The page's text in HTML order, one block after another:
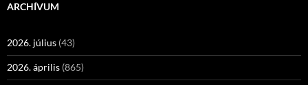
ARCHÍVUM
2026. július (43)
2026. április (865)